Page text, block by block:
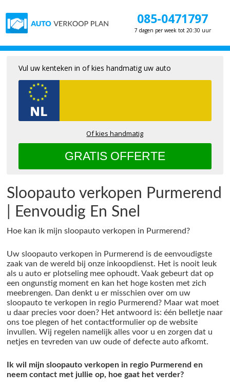
085-0471797
7 dagen per week tot 20:30 uur
Sloopauto verkopen Purmerend
| Eenvoudig En Snel
Hoe kan ik mijn sloopauto verkopen in Purmerend?
Uw sloopauto verkopen in Purmerend is de eenvoudigste
zaak van de wereld bij onze inkoopdienst. Het is nooit leuk
als u auto er plotseling mee ophoudt. Vaak gebeurt dat op
een ongunstig moment en kan het hoge kosten met zich
meebrengen. Dan denkt u er misschien over om uw
sloopauto te verkopen in regio Purmerend? Maar wat moet
u daar precies voor doen? Het antwoord is: één belletje naar
ons toe plegen of het contactformulier op de website
invullen. Wij regelen namelijk alles voor u en zorgen dat u
netjes en tevreden van uw oude of defecte auto afkomt.
Ik wil mijn sloopauto verkopen in regio Purmerend en
neem contact met jullie op, hoe gaat het verder?
Vul uw kenteken in of kies handmatig uw auto
Of kies handmatig